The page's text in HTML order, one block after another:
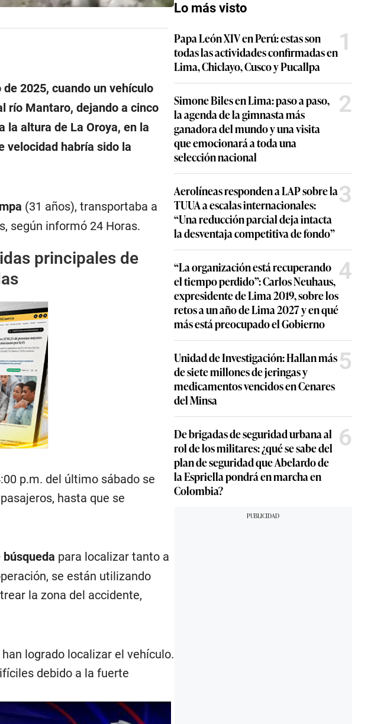
2025, cuando un vehículo
río Mantaro, dejando a cinco
la altura de La Oroya, en la
velocidad habría sido la
(31 años), transportaba a
según informó 24 Horas.
principales de
p.m. del último sábado se
hasta que se
para localizar tanto a
se están utilizando
la zona del accidente,
logrado localizar el vehículo.
debido a la fuerte
Lo más visto
Papa León XIV en Perú: estas son
todas las actividades confirmadas en
Lima, Chiclayo, Cusco y Pucallpa
1
Simone Biles en Lima: paso a paso,
la agenda de la gimnasta más
ganadora del mundo y una visita
que emocionará a toda una
selección nacional
2
Aerolíneas responden a LAP sobre la
TUUA a escalas internacionales:
“Una reducción parcial deja intacta
la desventaja competitiva de fondo”
3
“La organización está recuperando
el tiempo perdido”: Carlos Neuhaus,
expresidente de Lima 2019, sobre los
retos a un año de Lima 2027 y en qué
más está preocupado el Gobierno
4
Unidad de Investigación: Hallan más
de siete millones de jeringas y
medicamentos vencidos en Cenares
del Minsa
5
De brigadas de seguridad urbana al
rol de los militares: ¿qué se sabe del
plan de seguridad que Abelardo de
la Espriella pondrá en marcha en
Colombia?
6